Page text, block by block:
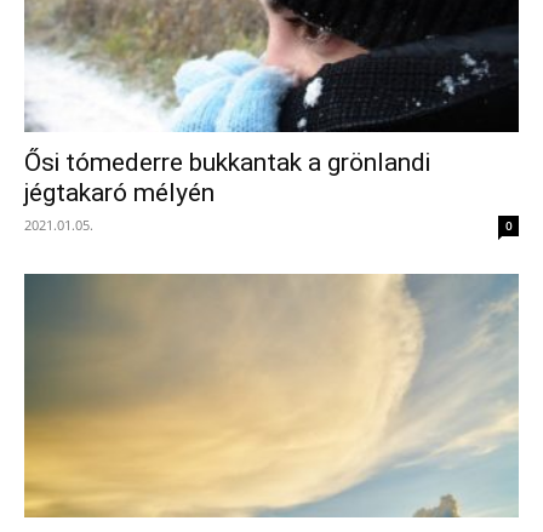
Ősi tómederre bukkantak a grönlandi
jégtakaró mélyén
2021.01.05. 0